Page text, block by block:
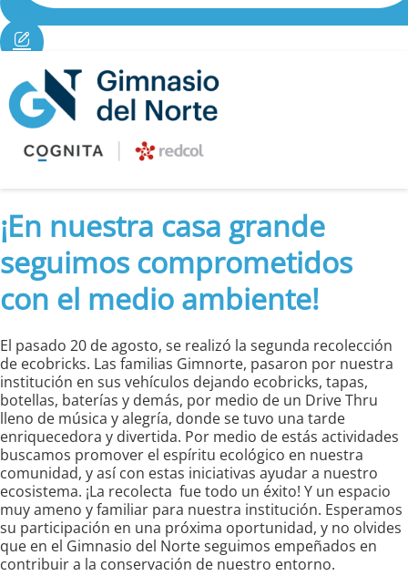
¡En nuestra casa grande
seguimos comprometidos
con el medio ambiente!
El pasado 20 de agosto, se realizó la segunda recolección
de ecobricks. Las familias Gimnorte, pasaron por nuestra
institución en sus vehículos dejando ecobricks, tapas,
botellas, baterías y demás, por medio de un Drive Thru
lleno de música y alegría, donde se tuvo una tarde
enriquecedora y divertida. Por medio de estás actividades
buscamos promover el espíritu ecológico en nuestra
comunidad, y así con estas iniciativas ayudar a nuestro
ecosistema. ¡La recolecta fue todo un éxito! Y un espacio
muy ameno y familiar para nuestra institución. Esperamos
su participación en una próxima oportunidad, y no olvides
que en el Gimnasio del Norte seguimos empeñados en
contribuir a la conservación de nuestro entorno.